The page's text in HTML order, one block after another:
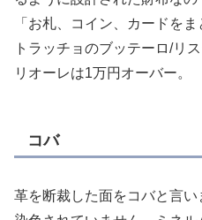
「お札、コイン、カードを
トラッチョのブッテーロ/リ
リオーレは1万円オーバー。
コバ
革を断裁した面をコバと言